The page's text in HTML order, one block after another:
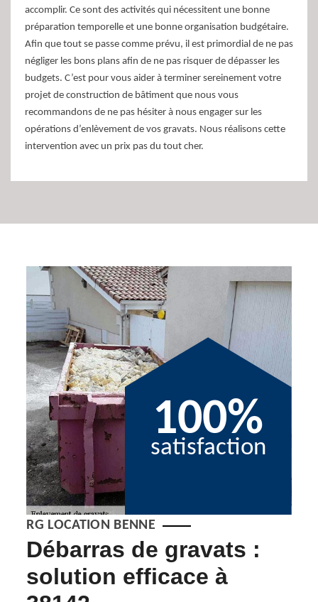
accomplir. Ce sont des activités qui nécessitent une bonne
préparation temporelle et une bonne organisation budgétaire.
Afin que tout se passe comme prévu, il est primordial de ne pas
négliger les bons plans afin de ne pas risquer de dépasser les
budgets. C’est pour vous aider à terminer sereinement votre
projet de construction de bâtiment que nous vous
recommandons de ne pas hésiter à nous engager sur les
opérations d’enlèvement de vos gravats. Nous réalisons cette
intervention avec un prix pas du tout cher.
100%
satisfaction
RG LOCATION BENNE
Débarras de gravats :
solution efficace à